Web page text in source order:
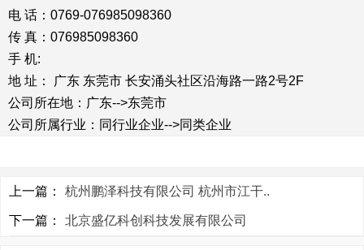
电 话：0769-076985098360
传 真：076985098360
手 机:
地 址： 广东 东莞市 长安涌头社区沿海路一路2号2F
公司所在地：广东-->东莞市
公司所属行业：同行业企业-->同类企业
上一篇： 杭州鹏泽科技有限公司 杭州市江干..
下一篇： 北京盛亿科创科技发展有限公司